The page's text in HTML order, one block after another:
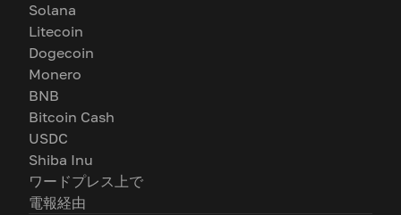
Solana
Litecoin
Dogecoin
Monero
BNB
Bitcoin Cash
USDC
Shiba Inu
ワードプレス上で
電報経由